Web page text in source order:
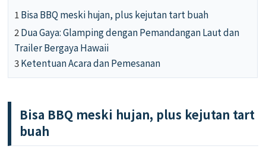
1 Bisa BBQ meski hujan, plus kejutan tart buah
2Dua Gaya: Glamping dengan Pemandangan Laut dan
Trailer Bergaya Hawaii
3Ketentuan Acara dan Pemesanan
Bisa BBQ meski hujan, plus kejutan tart
buah